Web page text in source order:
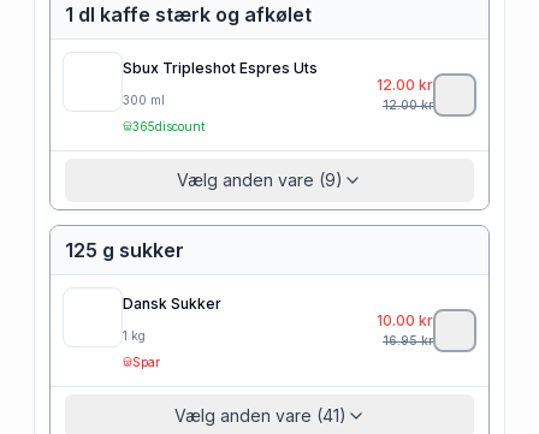
1 dl kaffe stærk og afkølet
Sbux Tripleshot Espres Uts
300 ml
365discount
12.00 kr
12.00kr
Vælg anden vare (9)
125 g sukker
Dansk Sukker
1 kg
Spar
10.00 kr
16.95kr
Vælg anden vare (41)